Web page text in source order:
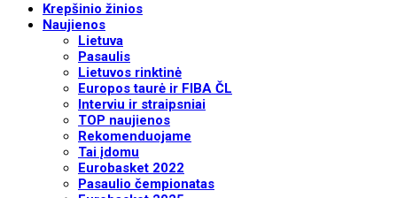
Krepšinio žinios
Naujienos
Lietuva
Pasaulis
Lietuvos rinktinė
Europos taurė ir FIBA ČL
Interviu ir straipsniai
TOP naujienos
Rekomenduojame
Tai įdomu
Eurobasket 2022
Pasaulio čempionatas